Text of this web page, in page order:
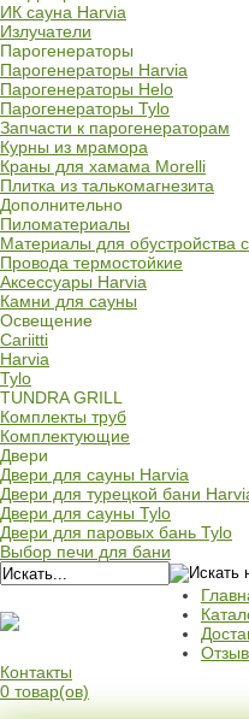
ИК сауна Harvia
Излучатели
Парогенераторы
Парогенераторы Harvia
Парогенераторы Helo
Парогенераторы Tylo
Запчасти к парогенераторам
Курны из мрамора
Краны для хамама Morelli
Плитка из талькомагнезита
Дополнительно
Пиломатериалы
Материалы для обустройства
Провода термостойкие
Аксессуары Harvia
Камни для сауны
Освещение
Cariitti
Harvia
Tylo
TUNDRA GRILL
Комплекты труб
Комплектующие
Двери
Двери для сауны Harvia
Двери для турецкой бани
Двери для сауны Tylo
Двери для паровых бань Tylo
Выбор печи для бани
Контакты
0 товар(ов)